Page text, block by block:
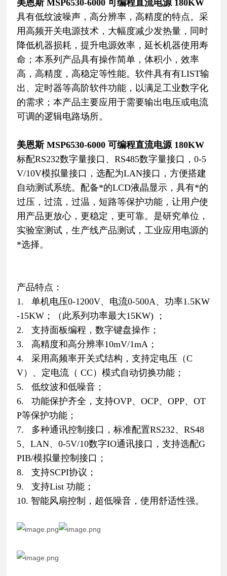
美恩斯 MSP6530-6000 可编程直流电源 180KW
具有低纹波噪声，高分辨率，高精度的特点。采
用高频开关电源技术，大幅度减少发热量，同时
降低机器损耗，提升电源效率，延长机器使用寿
命；本系列产品具有操作简单，体积小，效率
高，高精度，高稳定等性能。软件具有有LIST输
出、定时器等高阶软件功能，以满足工业数字化
的需求；本产品主要应用于需要输出电压或电流
可调的逻辑电路场所。
美恩斯 MSP6530-6000 可编程直流电源 180KW
标配RS232数字量接口、RS485数字量接口，0-5
V/10V模拟量接口，选配为LAN接口，方便搭建
自动测试系统。配备*的LCD液晶显示，具有*的
过压，过流，过温，短路等保护功能，让用户使
用产品更放心，更稳定，更可靠。是研究单位，
实验室测试，生产线产品测试，工业应用电源的
*选择。
产品特点：
1. 单机电压0-1200V、电流0-500A、功率1.5KW
-15KW；（此系列功率最大15KW) ；
2. 支持面板编程，数字键盘操作；
3. 高精度和高分辨率10mV/1mA；
4. 采用高频率开关式结构，支持定电压（C
V）、定电流（ CC）模式自动切换功能；
5. 低纹波和低噪音；
6. 功能保护齐全，支持OVP、OCP、OPP、OT
P等保护功能；
7. 多种通讯控制接口，标准配置RS232、RS48
5、LAN、0-5V/10数字IO通讯接口，支持选配G
PIB/模拟量控制接口；
8. 支持SCPI协议；
9. 支持List 功能；
10. 智能风扇控制，超低噪音，使用舒适性强。